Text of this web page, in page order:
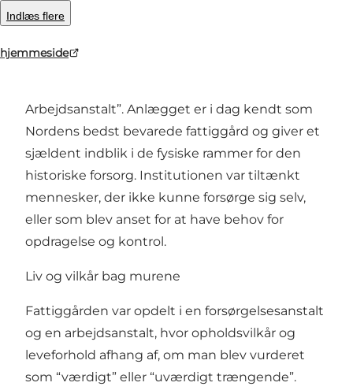
Indlæs flere
hjemmeside
Arbejdsanstalt”. Anlægget er i dag kendt som
Nordens bedst bevarede fattiggård og giver et
sjældent indblik i de fysiske rammer for den
historiske forsorg. Institutionen var tiltænkt
mennesker, der ikke kunne forsørge sig selv,
eller som blev anset for at have behov for
opdragelse og kontrol.
Liv og vilkår bag murene
Fattiggården var opdelt i en forsørgelsesanstalt
og en arbejdsanstalt, hvor opholdsvilkår og
leveforhold afhang af, om man blev vurderet
som “værdigt” eller “uværdigt trængende”.